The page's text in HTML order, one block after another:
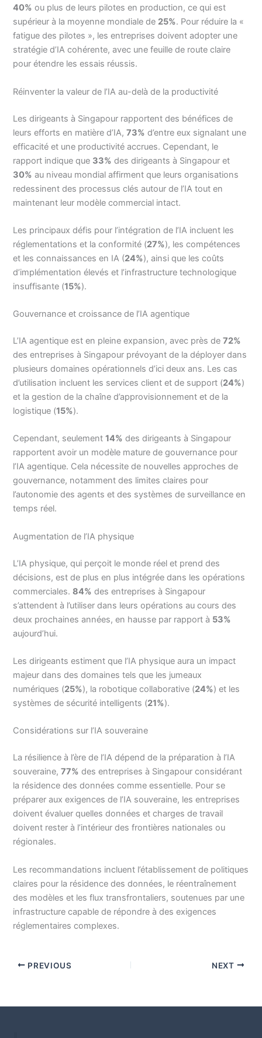
40% ou plus de leurs pilotes en production, ce qui est
supérieur à la moyenne mondiale de 25%. Pour réduire la «
fatigue des pilotes », les entreprises doivent adopter une
stratégie d’IA cohérente, avec une feuille de route claire
pour étendre les essais réussis.
Réinventer la valeur de l’IA au-delà de la productivité
Les dirigeants à Singapour rapportent des bénéfices de
leurs efforts en matière d’IA,73% d’entre eux signalant une
efficacité et une productivité accrues. Cependant, le
rapport indique que 33% des dirigeants à Singapour et
30% au niveau mondial affirment que leurs organisations
redessinent des processus clés autour de l’IA tout en
maintenant leur modèle commercial intact.
Les principaux défis pour l’intégration de l’IA incluent les
réglementations et la conformité (27%), les compétences
et les connaissances en IA (24%), ainsi que les coûts
d’implémentation élevés et l’infrastructure technologique
insuffisante (15%).
Gouvernance et croissance de l’IA agentique
L’IA agentique est en pleine expansion, avec près de72%
des entreprises à Singapour prévoyant de la déployer dans
plusieurs domaines opérationnels d’ici deux ans. Les cas
d’utilisation incluent les services client et de support (24%)
et la gestion de la chaîne d’approvisionnement et de la
logistique (15%).
Cependant, seulement14% des dirigeants à Singapour
rapportent avoir un modèle mature de gouvernance pour
l’IA agentique. Cela nécessite de nouvelles approches de
gouvernance, notamment des limites claires pour
l’autonomie des agents et des systèmes de surveillance en
temps réel.
Augmentation de l’IA physique
L’IA physique, qui perçoit le monde réel et prend des
décisions, est de plus en plus intégrée dans les opérations
commerciales.84% des entreprises à Singapour
s’attendent à l’utiliser dans leurs opérations au cours des
deux prochaines années, en hausse par rapport à 53%
aujourd’hui.
Les dirigeants estiment que l’IA physique aura un impact
majeur dans des domaines tels que les jumeaux
numériques (25%), la robotique collaborative (24%) et les
systèmes de sécurité intelligents (21%).
Considérations sur l’IA souveraine
La résilience à l’ère de l’IA dépend de la préparation à l’IA
souveraine,77% des entreprises à Singapour considérant
la résidence des données comme essentielle. Pour se
préparer aux exigences de l’IA souveraine, les entreprises
doivent évaluer quelles données et charges de travail
doivent rester à l’intérieur des frontières nationales ou
régionales.
Les recommandations incluent l’établissement de politiques
claires pour la résidence des données, le réentraînement
des modèles et les flux transfrontaliers, soutenues par une
infrastructure capable de répondre à des exigences
réglementaires complexes.
PREVIOUS NEXT